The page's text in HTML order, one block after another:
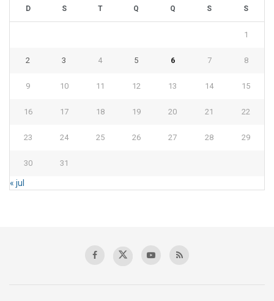
D S T Q Q S S
1
2 3 4 5 6 7 8
9 10 11 12 13 14 15
16 17 18 19 20 21 22
23 24 25 26 27 28 29
30 31
« jul